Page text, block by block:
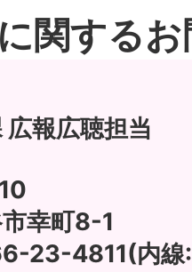
関する
報広聴担当
幸町8-1
23-4811(内